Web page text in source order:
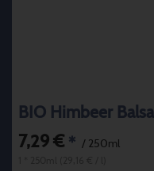
BIO Himbeer
7,29 € * / 250ml